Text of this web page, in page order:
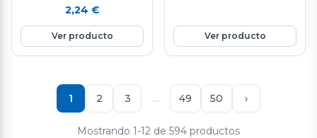
fruta nutritiva e hidratante ya
que está compuesta por agua
en un 85%, aporta vitamina E
y C, rica en fibra y en potasio.
intestinal. Ayuda a controlar
2,24 €
Ver producto Ver producto
1 2 3 … 49 50 ›
Mostrando 1-12 de 594 productos